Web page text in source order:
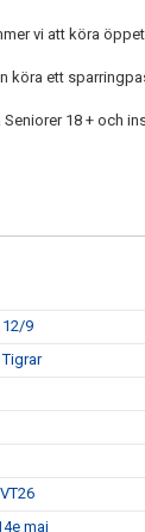
vi att köra
köra ett
18 + och
9
maj